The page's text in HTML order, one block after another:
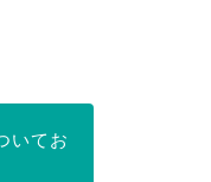
いてお